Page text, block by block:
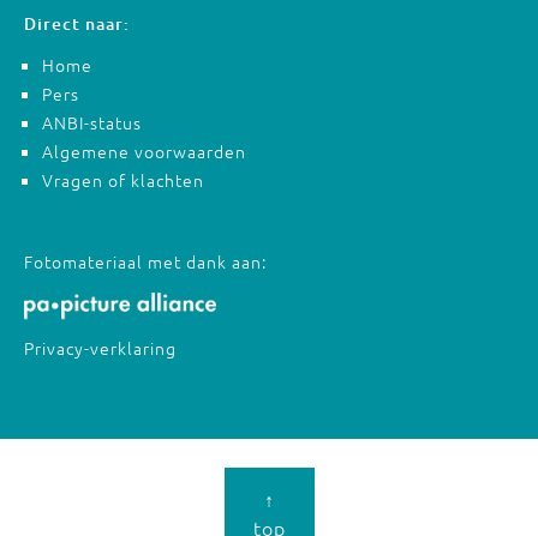
Direct naar:
Home
Pers
ANBI-status
Algemene voorwaarden
Vragen of klachten
Fotomateriaal met dank aan:
Privacy-verklaring
↑
top